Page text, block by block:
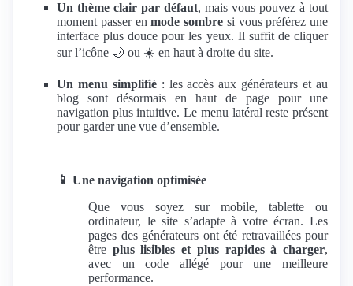
Un thème clair par défaut, mais vous pouvez à tout
moment passer enmode sombre si vous préférez une
interface plus douce pour les yeux. Il suffit de cliquer
sur l’icône 🌙 ou ☀️ en haut à droite du site.
Un menu simplifié: les accès aux générateurs et au
blog sont désormais en haut de page pour une
navigation plus intuitive. Le menu latéral reste présent
pour garder une vue d’ensemble.
📱 Une navigation optimisée
Que vous soyez sur mobile, tablette ou
ordinateur, le site s’adapte à votre écran. Les
pages des générateurs ont été retravaillées pour
être plus lisibles et plus rapides à charger,
avec un code allégé pour une meilleure
performance.